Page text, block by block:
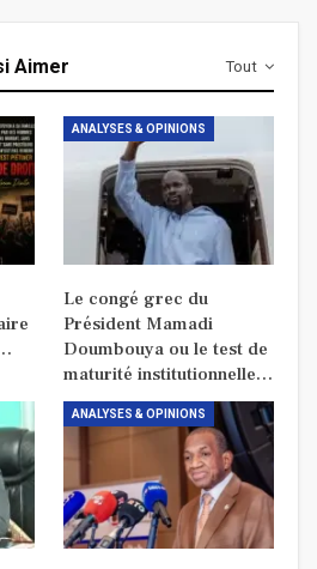
Tout
Aimer
ANALYSES & OPINIONS
Le congé grec du
Président Mamadi
Doumbouya ou le test de
maturité institutionnelle…
ANALYSES & OPINIONS